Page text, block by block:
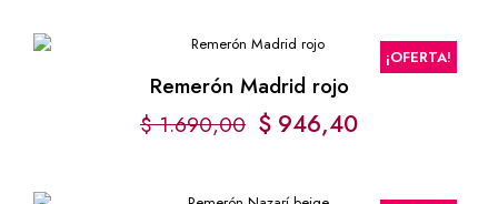
¡OFERTA!
Remerón Madrid rojo
$1.690,00 $ 946,40